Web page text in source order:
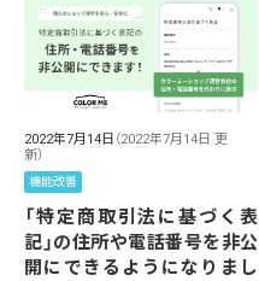
2022年7月14日 （2022年7月14日 更
新）
機能改善
「特定商取引法に基づく表
記」の住所や電話番号を非公
開にできるようになりまし